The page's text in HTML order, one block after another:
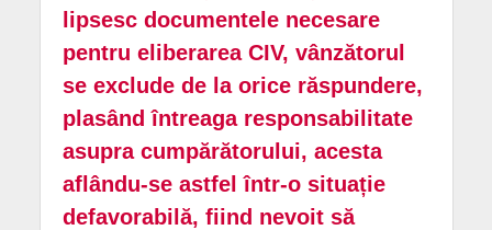
lipsesc documentele necesare
pentru eliberarea CIV, vânzătorul
se exclude de la orice răspundere,
plasând întreaga responsabilitate
asupra cumpărătorului, acesta
aflându-se astfel într-o situație
defavorabilă, fiind nevoit să